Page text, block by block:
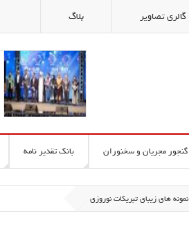
گالری تصاویر بلاگ
گنجور مجریان و سخنوران بانک تقدیر نامه
نمونه های زیبای تبریکات نوروزی